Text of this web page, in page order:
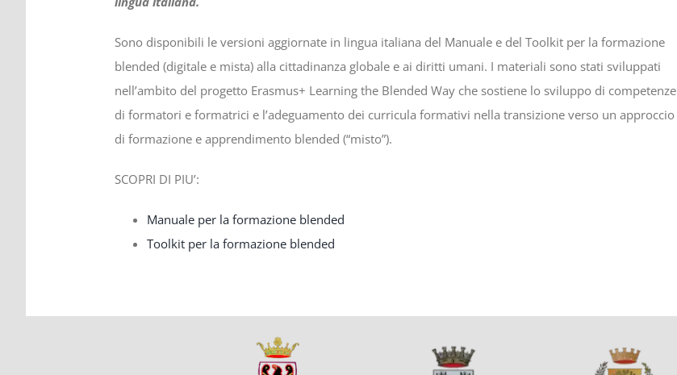
Sono disponibili le versioni aggiornate in lingua italiana del Manuale e del Toolkit per la formazione
blended (digitale e mista) alla cittadinanza globale e ai diritti umani. I materiali sono stati sviluppati
nell’ambito del progetto Erasmus+ Learning the Blended Way che sostiene lo sviluppo di competenze
di formatori e formatrici e l’adeguamento dei curricula formativi nella transizione verso un approccio
di formazione e apprendimento blended (“misto”).
SCOPRI DI PIU’:
Manuale per la formazione blended
Toolkit per la formazione blended